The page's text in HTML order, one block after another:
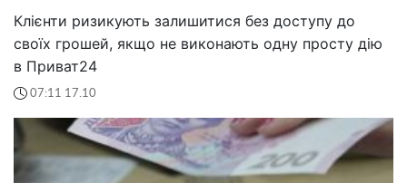
Клієнти ризикують залишитися без доступу до
своїх грошей, якщо не виконають одну просту дію
в Приват24
07:11 17.10